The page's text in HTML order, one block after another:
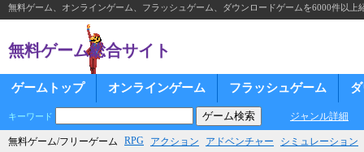
無料ゲーム、オンラインゲーム、フラッシュゲーム、ダウンロードゲームを6000件以上
無料ゲーム総合サイト
ゲームトップ オンラインゲーム フラッシュゲーム
キーワード ジャンル詳細
無料ゲーム/フリーゲーム RPG アクション アドベンチャー シミュレーション